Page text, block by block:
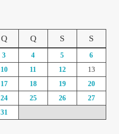
Q Q S S
3 4 5
6
10 11 12
13
17 18 19
20
24 25 26
27
31